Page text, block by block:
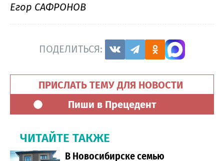
Егор САФРОНОВ
ПОДЕЛИТЬСЯ:
ПРИСЛАТЬ ТЕМУ ДЛЯ НОВОСТИ
Пиши в Прецедент
ЧИТАЙТЕ ТАКЖЕ
В Новосибирске семью